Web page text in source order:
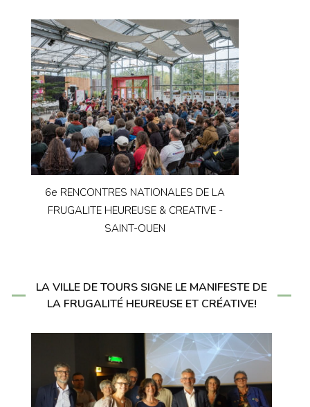
6e RENCONTRES NATIONALES DE LA
FRUGALITE HEUREUSE & CREATIVE -
SAINT-OUEN
LA VILLE DE TOURS SIGNE LE MANIFESTE DE
LA FRUGALITÉ HEUREUSE ET CRÉATIVE!